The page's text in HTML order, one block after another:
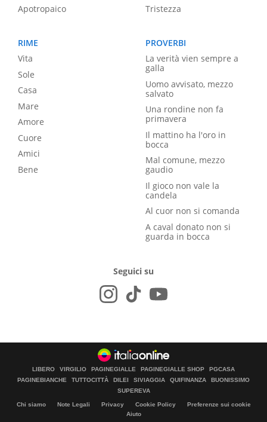
Apotropaico
Tristezza
RIME
Vita
Sole
Casa
Mare
Amore
Cuore
Amici
Bene
PROVERBI
La verità vien sempre a
galla
Uomo avvisato, mezzo
salvato
Una rondine non fa
primavera
Il mattino ha l'oro in
bocca
Mal comune, mezzo
gaudio
Il gioco non vale la
candela
Al cuor non si comanda
A caval donato non si
guarda in bocca
Seguici su
LIBERO VIRGILIO PAGINEGIALLE PAGINEGIALLE SHOP
PGCASA
PAGINEBIANCHE
TUTTOCITTÀ DILEI SIVIAGGIA QUIFINANZA
BUONISSIMO
SUPEREVA
Chi siamo Note Legali Privacy Cookie Policy
Preferenze sui cookie
Aiuto